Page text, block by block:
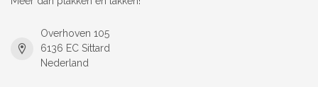
Overhoven 105
6136 EC Sittard
Nederland